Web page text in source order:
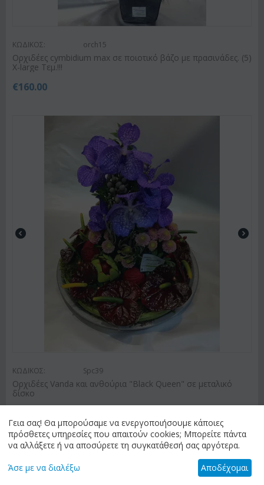
ΚΩΔΙΚΟΣ: orch15
Ορχιδέες cymbidium max σε ποιοτικό βάζο με πρασινάδες. (5)
X-large Τεμ.!!!
€160.00
ΚΩΔΙΚΟΣ: Spc39
Ορχιδέες Vanda και ανθούρια "Black Queen" σε μεταλικό
δίσκο
ΑΠΟΣΤΟΛΗ ΛΟΥΛΟΥΔΙΩΝ
Γεια σας! Θα μπορούσαμε να ενεργοποιήσουμε κάποιες
πρόσθετες υπηρεσίες που απαιτούν cookies; Μπορείτε πάντα
να αλλάξετε ή να αποσύρετε τη συγκατάθεσή σας αργότερα.
Άσε με να διαλέξω Αποδέχομαι